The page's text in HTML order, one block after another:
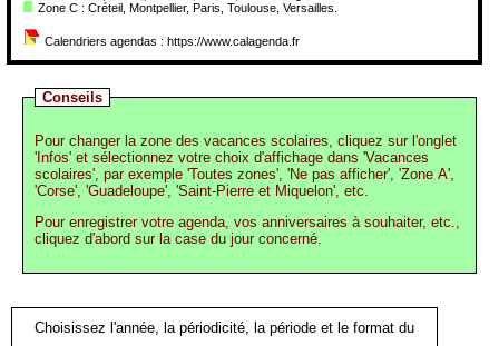
Zone C : Créteil, Montpellier, Paris, Toulouse, Versailles.
Calendriers agendas : https://www.calagenda.fr
Conseils
Pour changer la zone des vacances scolaires, cliquez sur l'onglet
'Infos' et sélectionnez votre choix d'affichage dans 'Vacances
scolaires', par exemple 'Toutes zones', 'Ne pas afficher', 'Zone A',
'Corse', 'Guadeloupe', 'Saint-Pierre et Miquelon', etc.
Pour enregistrer votre agenda, vos anniversaires à souhaiter, etc.,
cliquez d'abord sur la case du jour concerné.
Choisissez l'année, la périodicité, la période et le format du